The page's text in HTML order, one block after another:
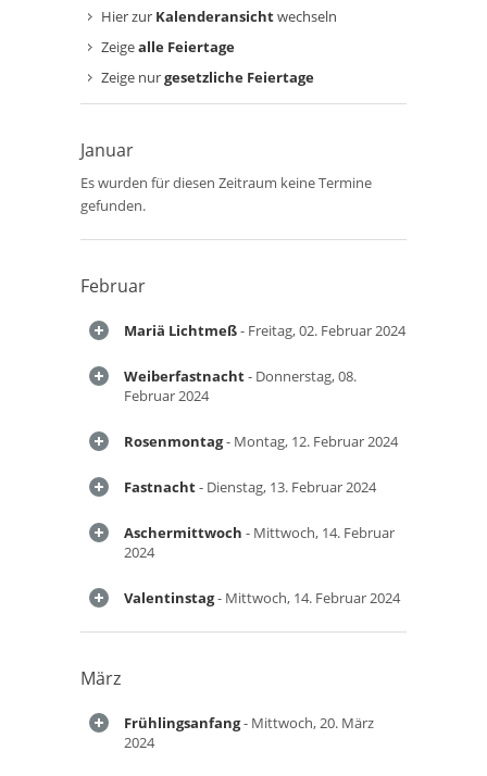
Hier zur Kalenderansichtwechseln
Zeigealle Feiertage
Zeige nurgesetzliche Feiertage
Januar
Es wurden für diesen Zeitraum keine Termine
gefunden.
Februar
Mariä Lichtmeß- Freitag, 02. Februar 2024
Weiberfastnacht- Donnerstag, 08.
Februar 2024
Rosenmontag- Montag, 12. Februar 2024
Fastnacht- Dienstag, 13. Februar 2024
Aschermittwoch - Mittwoch, 14. Februar
2024
Valentinstag- Mittwoch, 14. Februar 2024
März
Frühlingsanfang- Mittwoch, 20. März
2024